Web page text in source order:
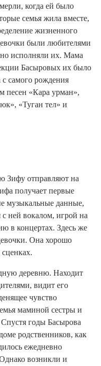
когда ей было
семья жила вместе,
жизненного
были любителями
исполняли их. Мама
Басыровых их было
с самого рождения
песен «Кара урман»,
«Туган тел» и
Зифу отправляют на
получает первые
музыкальные данные,
ней вокалом, игрой на
в концертах. Здесь же
Она хорошо
сценках.
деревню. Находит
видит его
чувство
маминой сестры и
годы Басырова
родственников, как
ежедневно
возникли и